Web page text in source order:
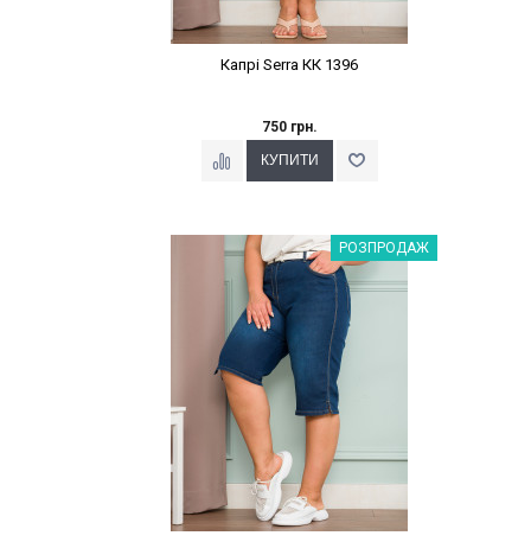
Капрі Serra КК 1396
750 грн.
Наклейки Варіант з %РОЗПРОДАЖ